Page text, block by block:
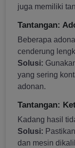
juga memiliki
Tantangan:
Beberapa
cenderung
Solusi:
yang sering
adonan.
Tantangan:
Kadang hasil
Solusi:
dan mesin